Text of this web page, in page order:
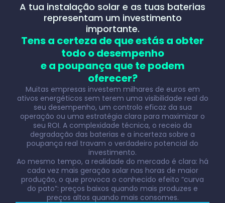
A tua instalação solar e as tuas baterias
representam um investimento
importante.
Tens a certeza de que estás a obter
todo o desempenho
e a poupança que te podem
oferecer?
Muitas empresas investem milhares de euros em
ativos energéticos sem terem uma visibilidade real do
seu desempenho, um controlo eficaz da sua
operação ou uma estratégia clara para maximizar o
seu ROI. A complexidade técnica, o receio da
degradação das baterias e a incerteza sobre a
poupança real travam o verdadeiro potencial do
investimento.
Ao mesmo tempo, a realidade do mercado é clara: há
cada vez mais geração solar nas horas de maior
produção, o que provoca o conhecido efeito “curva
do pato”: preços baixos quando mais produzes e
preços altos quando mais consomes.